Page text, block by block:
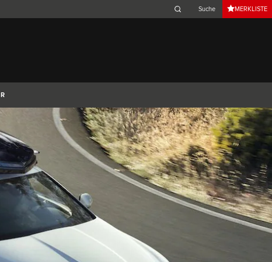
MERKLISTE
Germany (German)
South Africa (English)
Switzerland (Italian)
SPORTBRAKE XJ F-TYPE